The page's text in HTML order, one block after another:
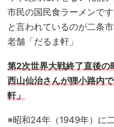
市民の国民食ラーメンで
と言われているのが二条
老舗「だるま軒」
第2次世界大戦終了直後
西山仙治さんが狸小路内
軒」
※昭和24年（1949年）に